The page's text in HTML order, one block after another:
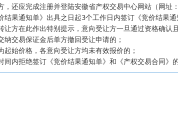
，还应完成注册并登陆安徽省产权交易中心网站（网
果通知单》出具之日起3个工作日内签订《竞价结果
让方在此作出特别提示，意向受让方一旦通过资格确
纳交易保证金后单方撤回受让申请的；
起始价格，各意向受让方均未有效报价的；
间内拒绝签订《竞价结果通知单》和《产权交易合同》的